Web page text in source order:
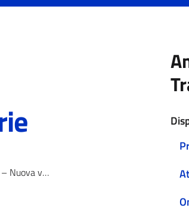
scuole primarie